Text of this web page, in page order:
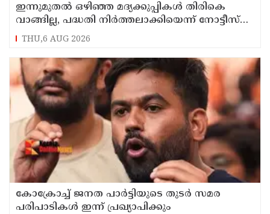
ഇന്നുമുതല്‍ ഒഴിഞ്ഞ മദ്യക്കുപ്പികള്‍ തിരികെ
വാങ്ങില്ല, പദ്ധതി നിര്‍ത്തലാക്കിയെന്ന് നോട്ടീസ്
പ്രദര്‍ശിപ്പിക്കും
THU,6 AUG 2026
കോക്രോച്ച് ജനത പാര്‍ട്ടിയുടെ തുടര്‍ സമര
പരിപാടികള്‍ ഇന്ന് പ്രഖ്യാപിക്കും